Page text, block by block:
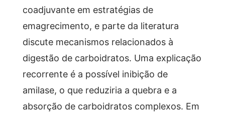
coadjuvante em estratégias de
emagrecimento, e parte da literatura
discute mecanismos relacionados à
digestão de carboidratos. Uma explicação
recorrente é a possível inibição de
amilase, o que reduziria a quebra e a
absorção de carboidratos complexos. Em